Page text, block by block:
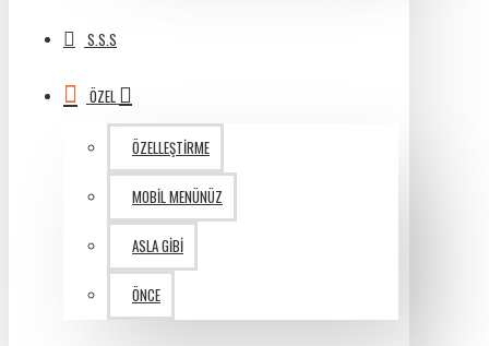
S.S.S
ÖZEL
ÖZELLEŞTIRME
MOBIL MENÜNÜZ
ASLA GIBI
ÖNCE